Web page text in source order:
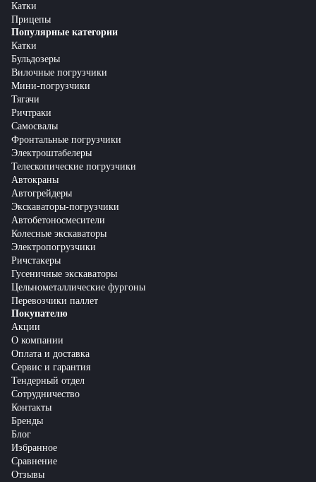
Катки
Прицепы
Популярные категории
Катки
Бульдозеры
Вилочные погрузчики
Мини-погрузчики
Тягачи
Ричтраки
Самосвалы
Фронтальные погрузчики
Электроштабелеры
Телескопические погрузчики
Автокраны
Автогрейдеры
Экскаваторы-погрузчики
Автобетоносмесители
Колесные экскаваторы
Электропогрузчики
Ричстакеры
Гусеничные экскаваторы
Цельнометаллические фургоны
Перевозчики паллет
Покупателю
Акции
О компании
Оплата и доставка
Сервис и гарантия
Тендерный отдел
Сотрудничество
Контакты
Бренды
Блог
Избранное
Сравнение
Отзывы